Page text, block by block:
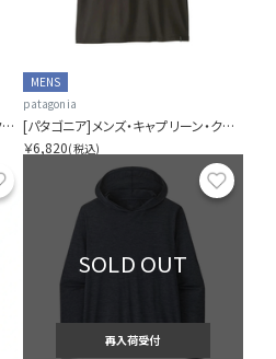
[パタゴニア]メンズ・キャプリーン・クール・デイリー・シャツ
MENS
patagonia
[パタゴニア]メンズ・キャプリーン・クール・デイリー・シャツ
￥6,820(税込)
お気に入り
SOLD OUT
再入荷受付